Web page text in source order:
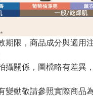
期限，商品成分與適用
攝關係，圖檔略有差異
變動敬請參照實際商品